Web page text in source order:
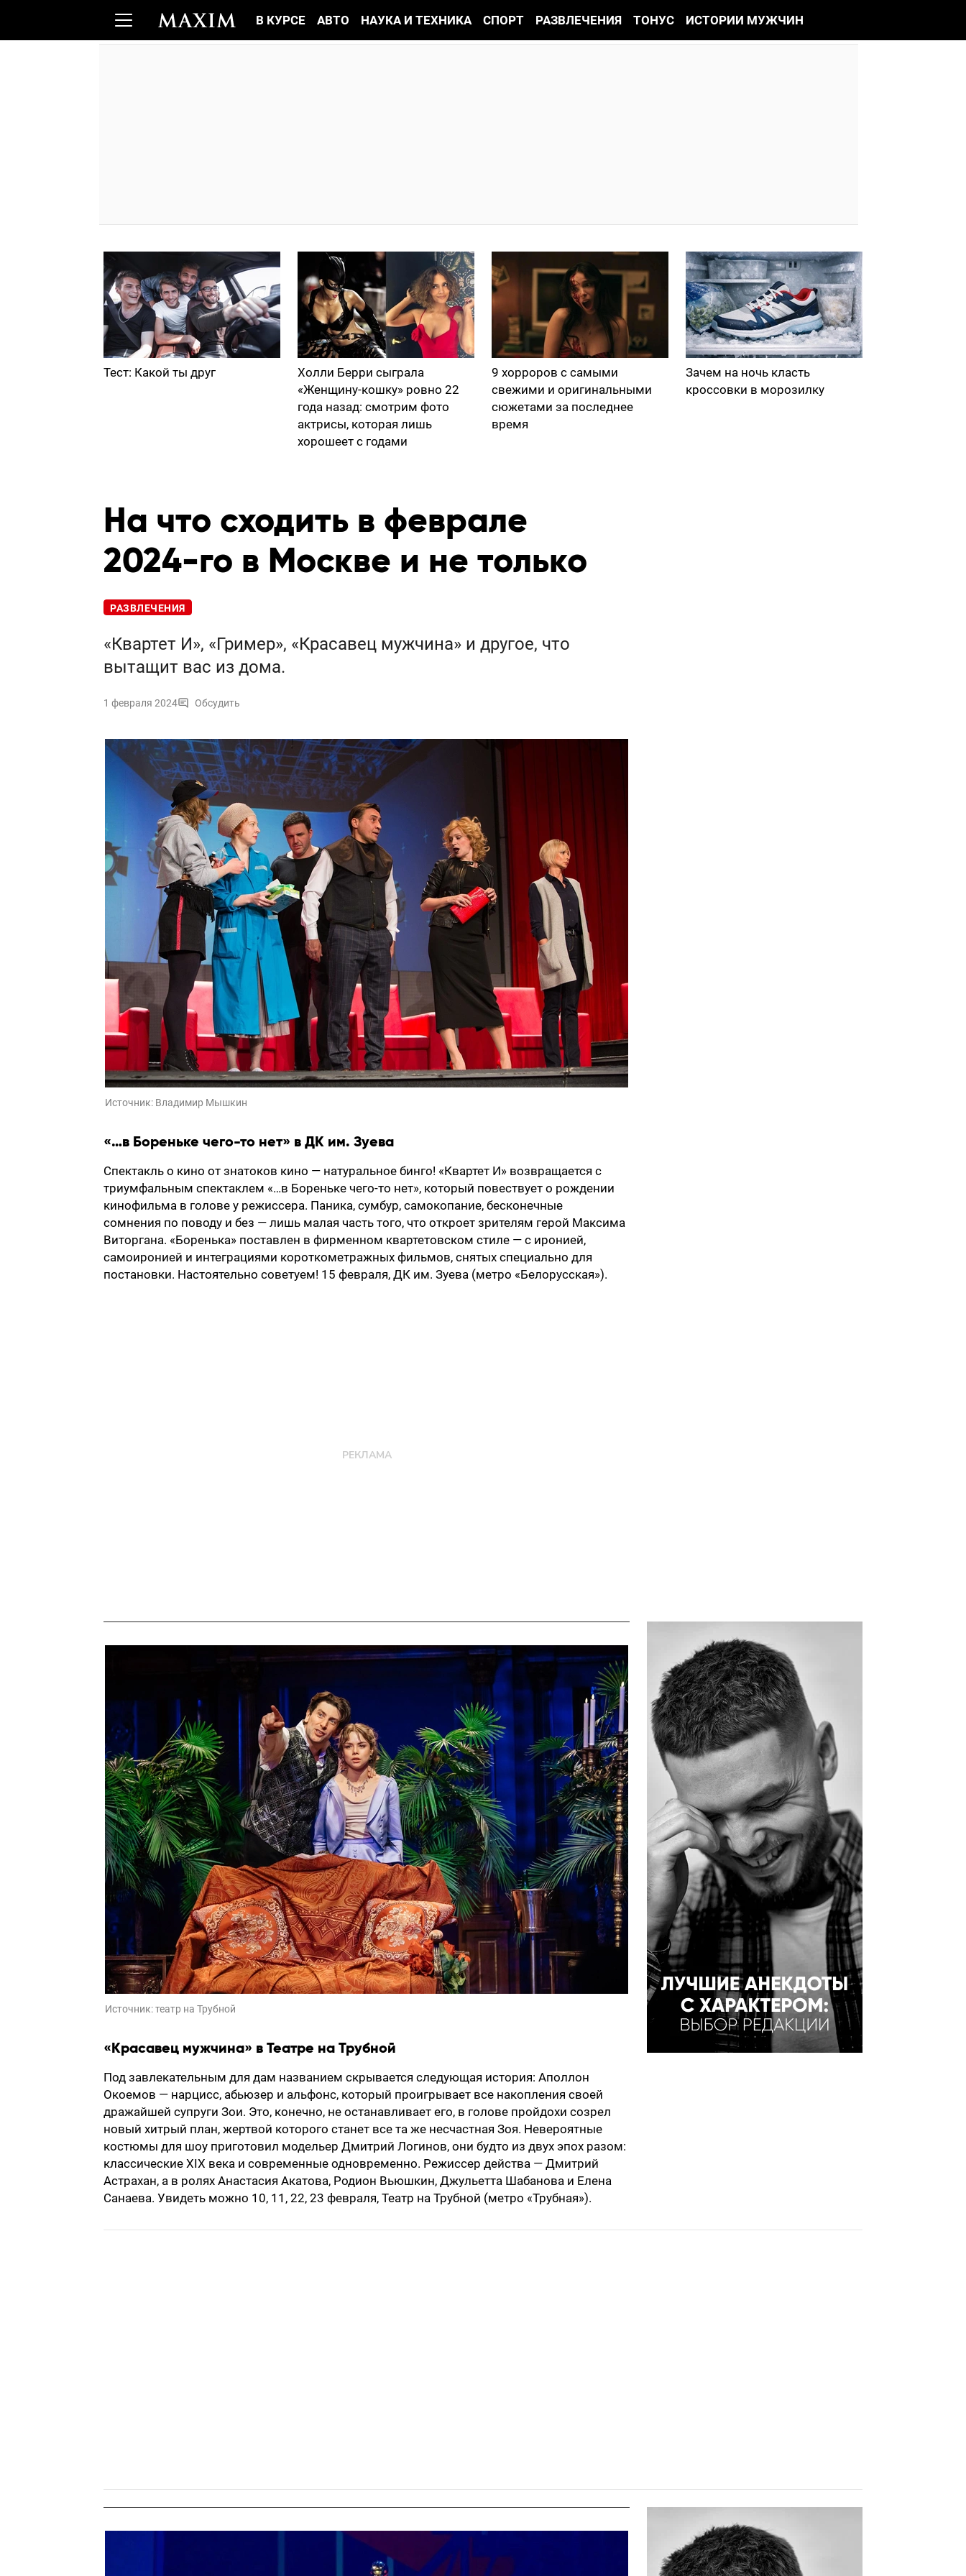
В КУРСЕ АВТО НАУКА И ТЕХНИКА СПОРТ РАЗВЛЕЧЕНИЯ ТОНУС ИСТОРИИ МУЖЧИН
Тест: Какой ты друг
Холли Берри сыграла
«Женщину-кошку» ровно 22
года назад: смотрим фото
актрисы, которая лишь
хорошеет с годами
9 хорроров с самыми
свежими и оригинальными
сюжетами за последнее
время
Зачем на ночь класть
кроссовки в морозилку
На что сходить в феврале
2024-го в Москве и не только
РАЗВЛЕЧЕНИЯ
«Квартет И», «Гример», «Красавец мужчина» и другое, что
вытащит вас из дома.
1 февраля 2024 Обсудить
Источник: Владимир Мышкин
«…в Бореньке чего-то нет» в ДК им. Зуева
Спектакль о кино от знатоков кино — натуральное бинго! «Квартет И» возвращается с
триумфальным спектаклем «…в Бореньке чего-то нет», который повествует о рождении
кинофильма в голове у режиссера. Паника, сумбур, самокопание, бесконечные
сомнения по поводу и без — лишь малая часть того, что откроет зрителям герой Максима
Виторгана. «Боренька» поставлен в фирменном квартетовском стиле — с иронией,
самоиронией и интеграциями короткометражных фильмов, снятых специально для
постановки. Настоятельно советуем! 15 февраля, ДК им. Зуева (метро «Белорусская»).
Источник:театр на Трубной
«Красавец мужчина» в Театре на Трубной
Под завлекательным для дам названием скрывается следующая история: Аполлон
Окоемов — нарцисс, абьюзер и альфонс, который проигрывает все накопления своей
дражайшей супруги Зои. Это, конечно, не останавливает его, в голове пройдохи созрел
новый хитрый план, жертвой которого станет все та же несчастная Зоя. Невероятные
костюмы для шоу приготовил модельер Дмитрий Логинов, они будто из двух эпох разом:
классические XIX века и современные одновременно. Режиссер действа — Дмитрий
Астрахан, а в ролях Анастасия Акатова, Родион Вьюшкин, Джульетта Шабанова и Елена
Санаева. Увидеть можно 10, 11, 22, 23 февраля, Театр на Трубной (метро «Трубная»).